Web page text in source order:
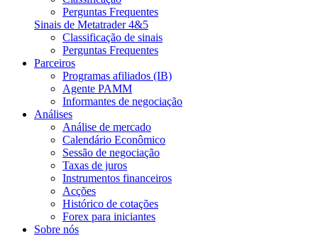
Perguntas Frequentes
Sinais de Metatrader 4&5
Classificação de sinais
Perguntas Frequentes
Parceiros
Programas afiliados (IB)
Agente PAMM
Informantes de negociação
Análises
Análise de mercado
Calendário Econômico
Sessão de negociação
Taxas de juros
Instrumentos financeiros
Acções
Histórico de cotações
Forex para iniciantes
Sobre nós